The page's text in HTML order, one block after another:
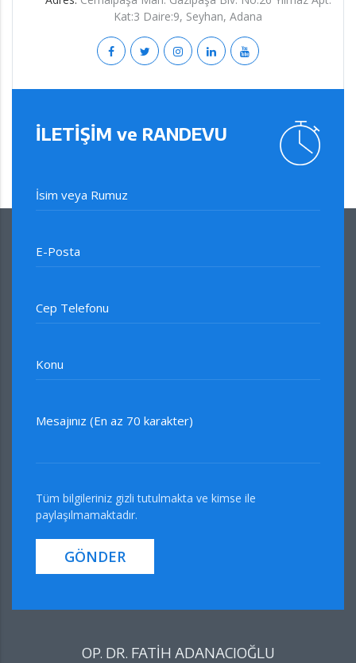
Kat:3 Daire:9, Seyhan, Adana
İLETİŞİM ve RANDEVU
İsim veya Rumuz
E-Posta
Cep Telefonu
Konu
Mesajınız (En az 70 karakter)
Tüm bilgileriniz gizli tutulmakta ve kimse ile
paylaşılmamaktadır.
GÖNDER
OP. DR. FATİH ADANACIOĞLU